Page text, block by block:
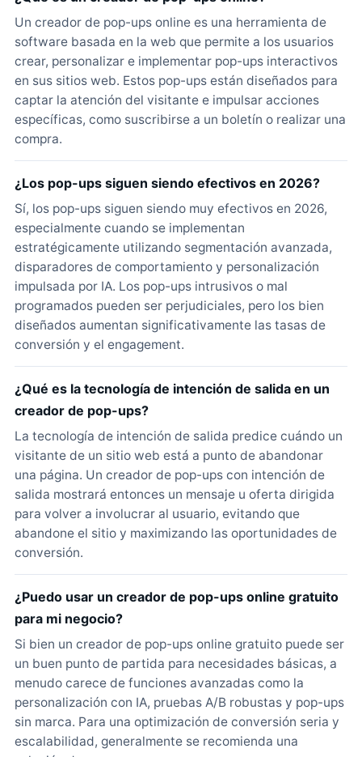
Un creador de pop-ups online es una herramienta de
software basada en la web que permite a los usuarios
crear, personalizar e implementar pop-ups interactivos
en sus sitios web. Estos pop-ups están diseñados para
captar la atención del visitante e impulsar acciones
específicas, como suscribirse a un boletín o realizar una
compra.
¿Los pop-ups siguen siendo efectivos en 2026?
Sí, los pop-ups siguen siendo muy efectivos en 2026,
especialmente cuando se implementan
estratégicamente utilizando segmentación avanzada,
disparadores de comportamiento y personalización
impulsada por IA. Los pop-ups intrusivos o mal
programados pueden ser perjudiciales, pero los bien
diseñados aumentan significativamente las tasas de
conversión y el engagement.
¿Qué es la tecnología de intención de salida en un
creador de pop-ups?
La tecnología de intención de salida predice cuándo un
visitante de un sitio web está a punto de abandonar
una página. Un creador de pop-ups con intención de
salida mostrará entonces un mensaje u oferta dirigida
para volver a involucrar al usuario, evitando que
abandone el sitio y maximizando las oportunidades de
conversión.
¿Puedo usar un creador de pop-ups online gratuito
para mi negocio?
Si bien un creador de pop-ups online gratuito puede ser
un buen punto de partida para necesidades básicas, a
menudo carece de funciones avanzadas como la
personalización con IA, pruebas A/B robustas y pop-ups
sin marca. Para una optimización de conversión seria y
escalabilidad, generalmente se recomienda una